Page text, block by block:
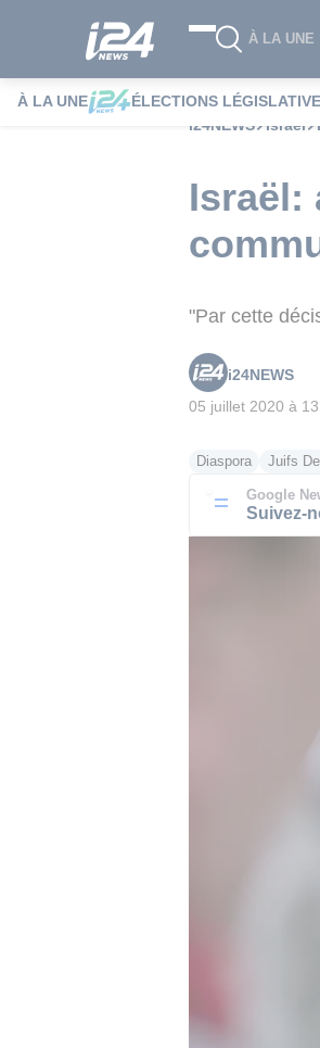
À LA UNE
À LA UNE ÉLECTIONS
i24NEWS
Israël
Israël:
"Par cette
i24NEWS
05 juillet 2020 à
Diaspora Juifs
Google
Suivez-